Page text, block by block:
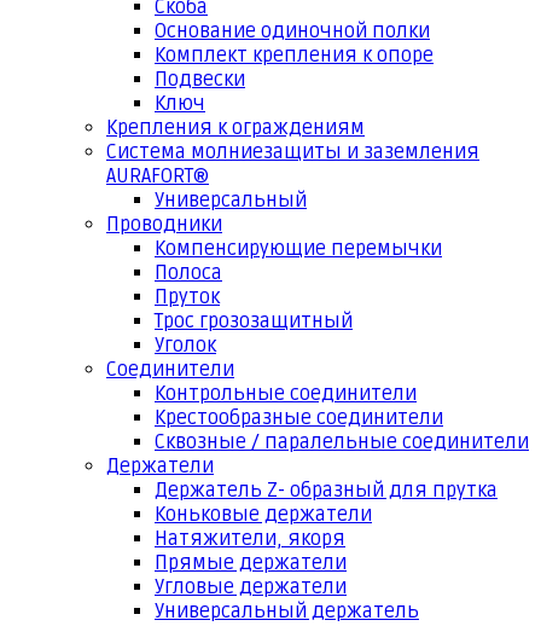
Скоба
Основание одиночной полки
Комплект крепления к опоре
Подвески
Ключ
Крепления к ограждениям
Система молниезащиты и заземления
AURAFORT®
Универсальный
Проводники
Компенсирующие перемычки
Полоса
Пруток
Трос грозозащитный
Уголок
Соединители
Контрольные соединители
Крестообразные соединители
Сквозные / паралельные соединители
Держатели
Держатель Z- образный для прутка
Коньковые держатели
Натяжители, якоря
Прямые держатели
Угловые держатели
Универсальный держатель